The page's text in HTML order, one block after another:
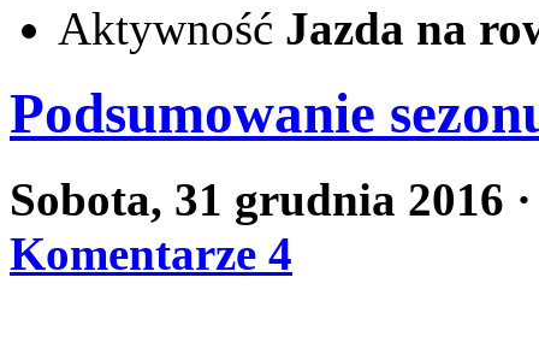
Aktywność Jazda na
Podsumowanie
Sobota, 31 grudnia 2016
Komentarze 4